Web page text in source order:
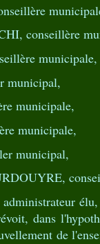
conseillère
municipale,
municipal,
municipale,
municipale,
municipal,
dans
de